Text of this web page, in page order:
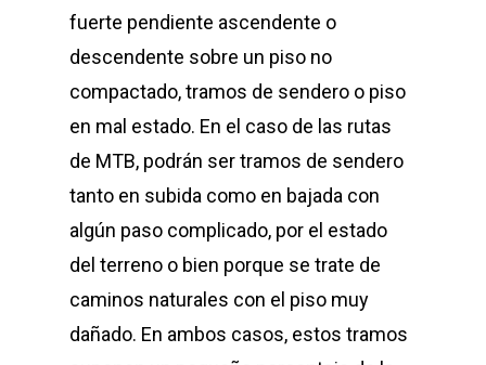
fuerte pendiente ascendente o
descendente sobre un piso no
compactado, tramos de sendero o piso
en mal estado. En el caso de las rutas
de MTB, podrán ser tramos de sendero
tanto en subida como en bajada con
algún paso complicado, por el estado
del terreno o bien porque se trate de
caminos naturales con el piso muy
dañado. En ambos casos, estos tramos